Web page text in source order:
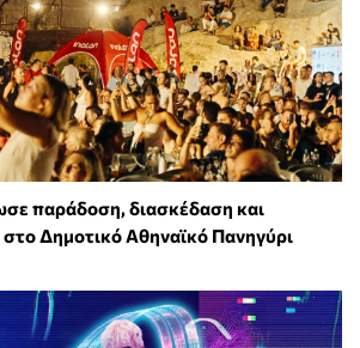
παράδοση, διασκέδαση και
Δημοτικό Αθηναϊκό Πανηγύρι